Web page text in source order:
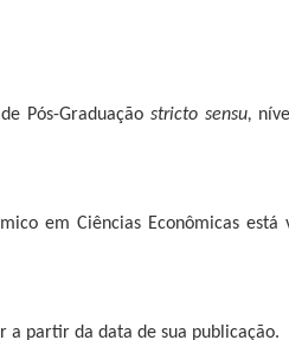
Pós-Graduação stricto sensu,
em Ciências Econômicas
a partir da data de sua publicação.